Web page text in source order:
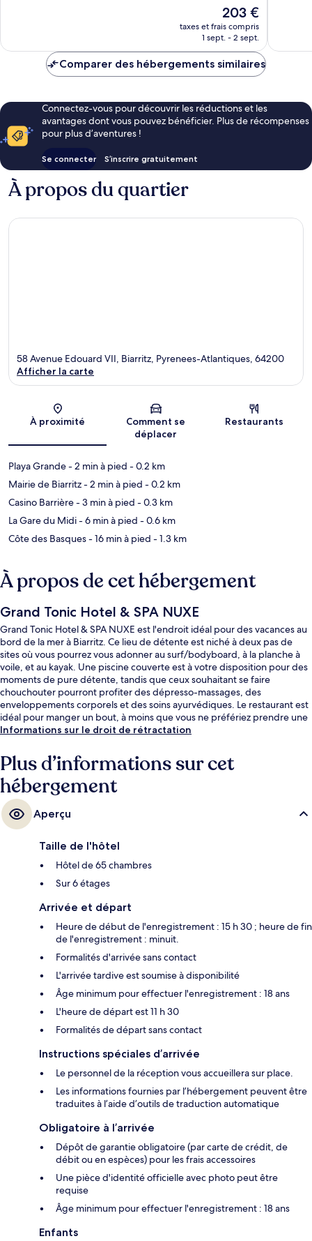
Le
nouveau
prix
de
203 €
taxes et frais compris
1 sept. - 2 sept.
Comparer des hébergements similaires
Connectez-vous pour découvrir les réductions et les
avantages dont vous pouvez bénéficier. Plus de récompenses
pour plus d’aventures !
Se connecter S’inscrire gratuitement
À propos du quartier
Carte
58 Avenue Edouard VII, Biarritz, Pyrenees-Atlantiques, 64200
Afficher la carte
À proximité
Comment se
déplacer
Restaurants
Playa Grande- 2 min à pied - 0.2 km
Mairie de Biarritz- 2 min à pied - 0.2 km
Casino Barrière- 3 min à pied - 0.3 km
La Gare du Midi- 6 min à pied - 0.6 km
Côte des Basques- 16 min à pied - 1.3 km
À propos de cet hébergement
Grand Tonic Hotel & SPA NUXE
Grand Tonic Hotel & SPA NUXE est l'endroit idéal pour des vacances au
bord de la mer à Biarritz. Ce lieu de détente est niché à deux pas de
sites où vous pourrez vous adonner au surf/bodyboard, à la planche à
voile, et au kayak. Une piscine couverte est à votre disposition pour des
moments de pure détente, tandis que ceux souhaitant se faire
chouchouter pourront profiter des dépresso-massages, des
enveloppements corporels et des soins ayurvédiques. Le restaurant est
idéal pour manger un bout, à moins que vous ne préfériez prendre une
boisson fraiche au bar/salon. Cet hôtel de style Art déco abrite en outre
personnel attentionné.
Informations sur le droit de rétractation
Plus d’informations sur cet
hébergement
Aperçu
Taille de l'hôtel
Hôtel de 65 chambres
Sur 6 étages
Arrivée et départ
Heure de début de l'enregistrement : 15 h 30 ; heure de fin
de l'enregistrement : minuit.
Formalités d'arrivée sans contact
L'arrivée tardive est soumise à disponibilité
Âge minimum pour effectuer l'enregistrement : 18 ans
L'heure de départ est 11 h 30
Formalités de départ sans contact
Instructions spéciales d’arrivée
Le personnel de la réception vous accueillera sur place.
Les informations fournies par l’hébergement peuvent être
traduites à l’aide d’outils de traduction automatique
Obligatoire à l’arrivée
Dépôt de garantie obligatoire (par carte de crédit, de
débit ou en espèces) pour les frais accessoires
Une pièce d'identité officielle avec photo peut être
requise
Âge minimum pour effectuer l'enregistrement : 18 ans
Enfants